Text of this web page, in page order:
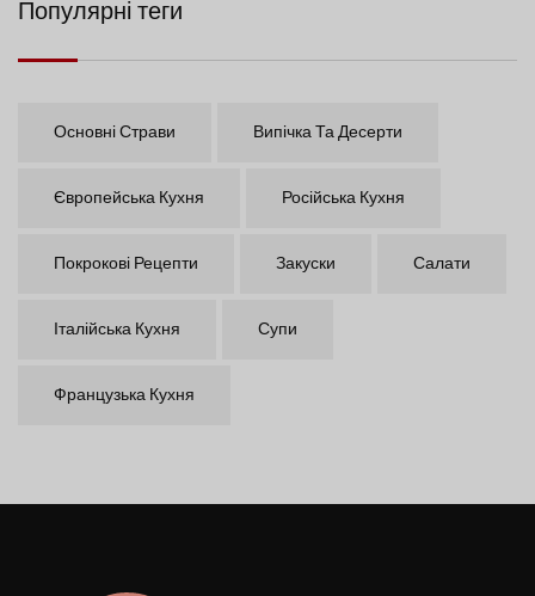
Популярні теги
Основні Страви Випічка Та Десерти
Європейська Кухня Російська Кухня
Покрокові Рецепти Закуски Салати
Італійська Кухня Супи
Французька Кухня